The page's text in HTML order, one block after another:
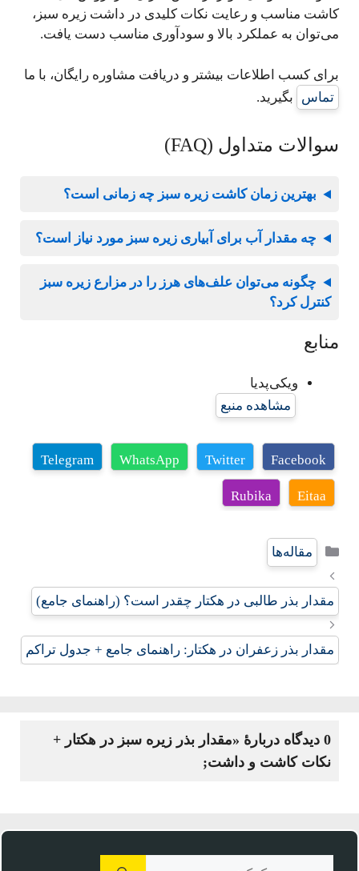
کاشت مناسب و رعایت نکات کلیدی در داشت زیره سبز،
می‌توان به عملکرد بالا و سودآوری مناسب دست یافت.
برای کسب اطلاعات بیشتر و دریافت مشاوره رایگان، با ما
تماس
بگیرید.
سوالات متداول (FAQ)
بهترین زمان کاشت زیره سبز چه زمانی است؟
چه مقدار آب برای آبیاری زیره سبز مورد نیاز است؟
چگونه می‌توان علف‌های هرز را در مزارع زیره سبز
کنترل کرد؟
منابع
ویکی‌پدیا
مشاهده منبع
Facebook
Twitter
WhatsApp
Telegram
Eitaa
Rubika
دسته‌ها
مقاله‌ها
مقدار بذر طالبی در هکتار چقدر است؟ (راهنمای جامع)
مقدار بذر زعفران در هکتار: راهنمای جامع + جدول تراکم
0 دیدگاه دربارهٔ «مقدار بذر زیره سبز در هکتار +
نکات کاشت و داشت;